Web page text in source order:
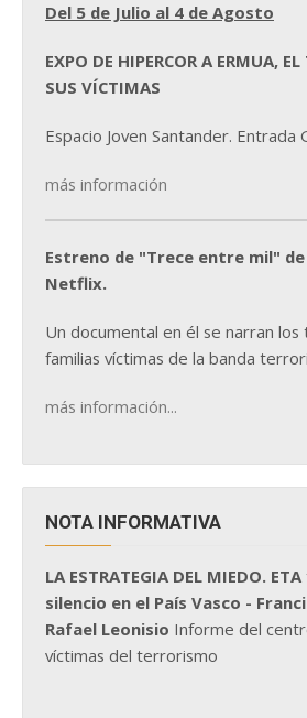
Del 5 de Julio al 4 de Agosto
EXPO DE HIPERCOR A ERMUA,
SUS VÍCTIMAS
Espacio Joven Santander. Entrada
más información
Estreno de "Trece entre mil"
Netflix.
Un documental en él se narran
familias víctimas de la banda
más información...
NOTA INFORMATIVA
LA ESTRATEGIA DEL MIEDO.
silencio en el País Vasco -
Rafael Leonisio Informe del
víctimas del terrorismo